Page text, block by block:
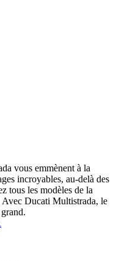
vous emmènent à la
incroyables, au-delà des
tous les modèles de la
Avec Ducati Multistrada, le